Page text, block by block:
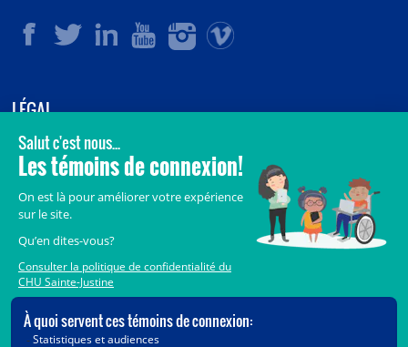
LÉGAL
© 2006-2026CHU Sainte-Justine.
Tous droits réservés.
Crédits
Accès aux documents des organismes publics